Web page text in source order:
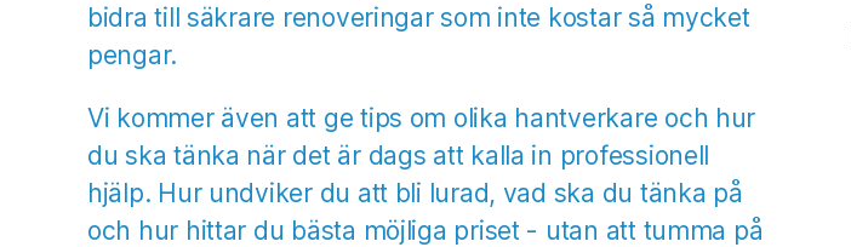
bidra till säkrare renoveringar som inte kostar så mycket
pengar.
Vi kommer även att ge tips om olika hantverkare och hur
du ska tänka när det är dags att kalla in professionell
hjälp. Hur undviker du att bli lurad, vad ska du tänka på
och hur hittar du bästa möjliga priset - utan att tumma på